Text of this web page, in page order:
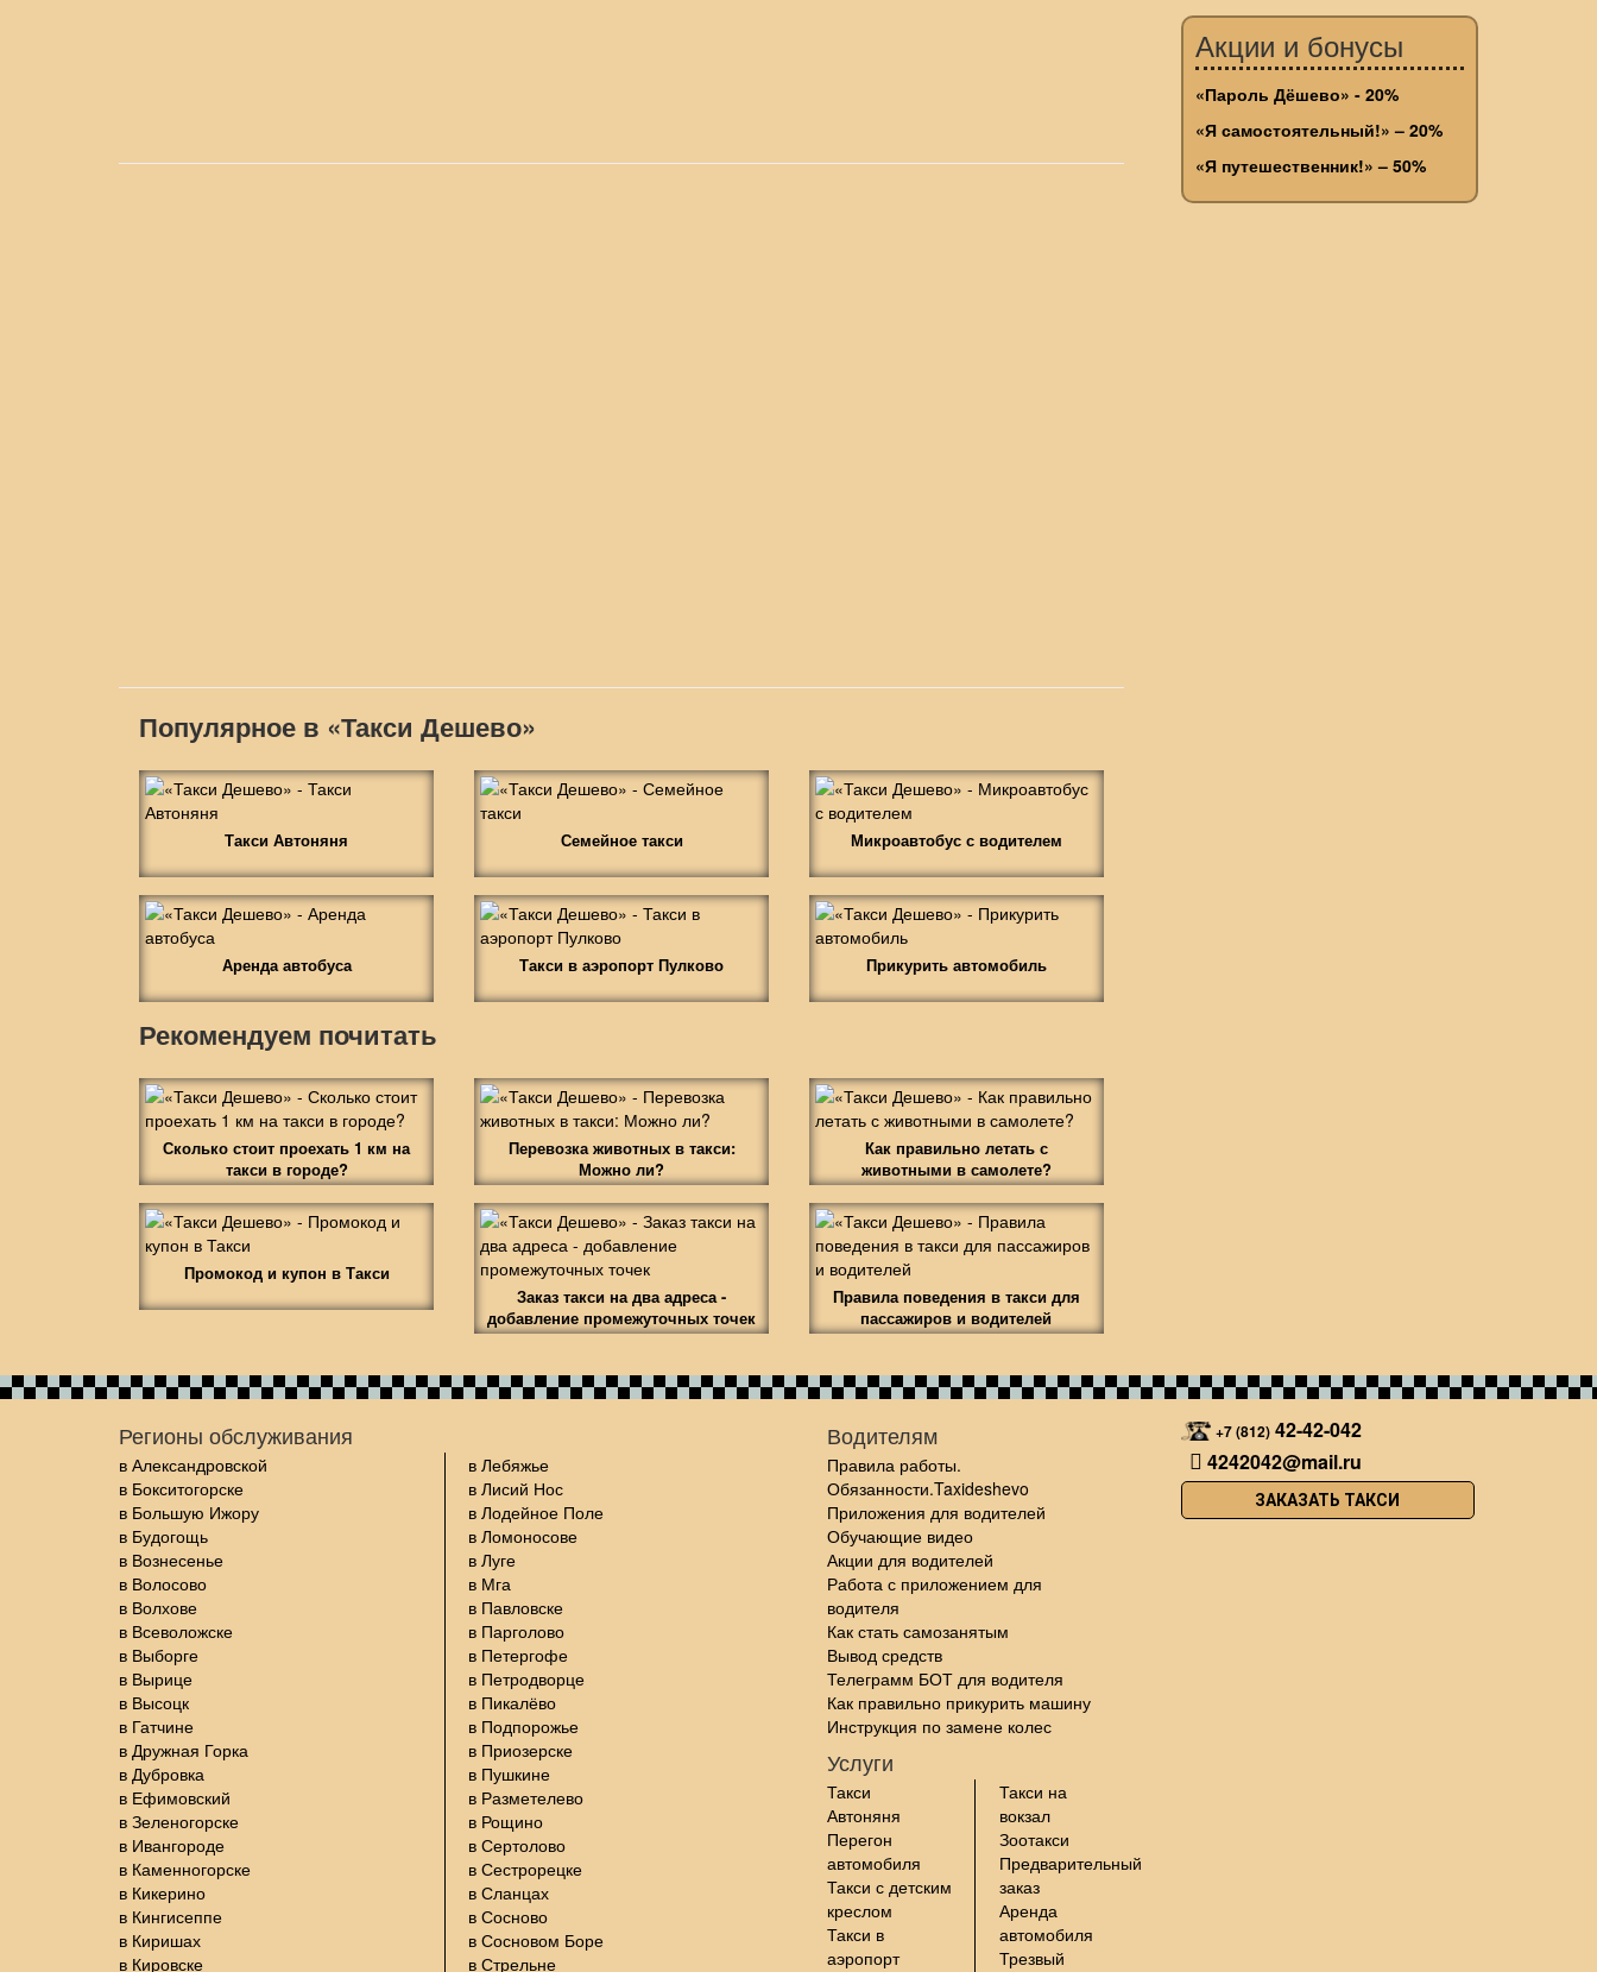
Популярное в «Такси Дешево»
Такси Автоняня Семейное такси Микроавтобус с водителем
Аренда автобуса Такси в аэропорт Пулково Прикурить автомобиль
Рекомендуем почитать
Сколько стоит проехать 1 км на
такси в городе?
Перевозка животных в такси:
Можно ли?
Как правильно летать с
животными в самолете?
Промокод и купон в Такси
Заказ такси на два адреса -
добавление промежуточных точек
Правила поведения в такси для
пассажиров и водителей
Акции и бонусы
«Пароль Дёшево» - 20%
«Я самостоятельный!» – 20%
«Я путешественник!» – 50%
Регионы обслуживания
в Александровской
в Бокситогорске
в Большую Ижору
в Будогощь
в Вознесенье
в Волосово
в Волхове
в Всеволожске
в Выборге
в Вырице
в Высоцк
в Гатчине
в Дружная Горка
в Дубровка
в Ефимовский
в Зеленогорске
в Ивангороде
в Каменногорске
в Кикерино
в Кингисеппе
в Киришах
в Кировске
в Лебяжье
в Лисий Нос
в Лодейное Поле
в Ломоносове
в Луге
в Мга
в Павловске
в Парголово
в Петергофе
в Петродворце
в Пикалёво
в Подпорожье
в Приозерске
в Пушкине
в Разметелево
в Рощино
в Сертолово
в Сестрорецке
в Сланцах
в Сосново
в Сосновом Боре
в Стрельне
Водителям
Правила работы.
Обязанности.Taxideshevo
Приложения для водителей
Обучающие видео
Акции для водителей
Работа с приложением для
водителя
Как стать самозанятым
Вывод средств
Телеграмм БОТ для водителя
Как правильно прикурить машину
Инструкция по замене колес
Услуги
Такси
Автоняня
Перегон
автомобиля
Такси с детским
креслом
Такси в
аэропорт
Такси на
вокзал
Зоотакси
Предварительный
заказ
Аренда
автомобиля
Трезвый
+7 (812) 42-42-042
4242042@mail.ru
ЗАКАЗАТЬ ТАКСИ